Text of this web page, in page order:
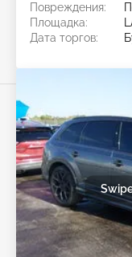
Повреждения:
Площадка:
Дата торгов: